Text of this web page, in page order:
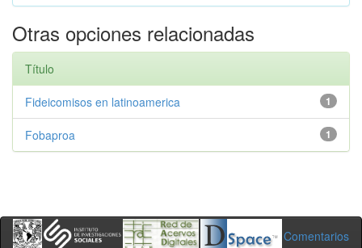
Otras opciones relacionadas
Título
1
Fideicomisos en latinoamerica
1
Fobaproa
Comentarios